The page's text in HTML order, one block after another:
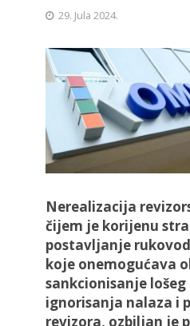
29. Jula 2024.
Nerealizacija
čijem je korijenu
postavljanje
koje onemogućava
sankcionisanje
ignorisanja nalaza i
revizora, ozbiljan je